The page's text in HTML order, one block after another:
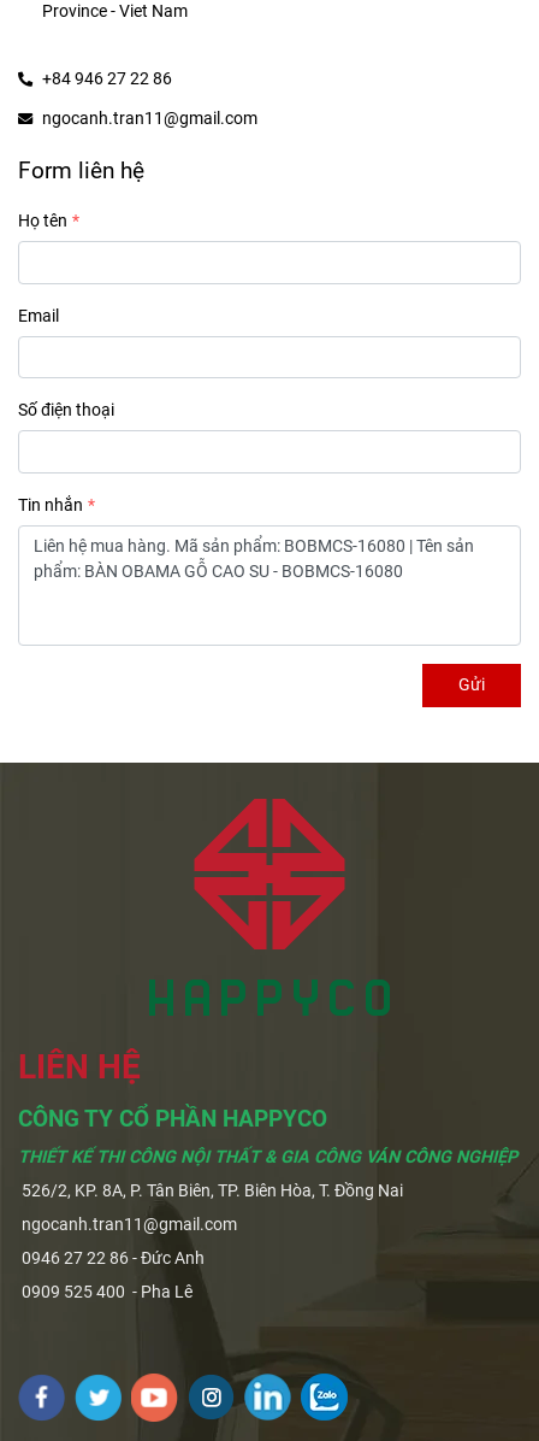
Province - Viet Nam
+84 946 27 22 86
ngocanh.tran11@gmail.com
Form liên hệ
Họ tên
Email
Số điện thoại
Tin nhắn
Gửi
LIÊN HỆ
CÔNG TY CỔ PHẦN HAPPYCO
THIẾT KẾ THI CÔNG NỘI THẤT & GIA CÔNG VÁN CÔNG NGHIỆP
526/2, KP. 8A, P. Tân Biên, TP. Biên Hòa, T. Đồng Nai
ngocanh.tran11@gmail.com
0946 27 22 86 - Đức Anh
0909 525 400 - Pha Lê